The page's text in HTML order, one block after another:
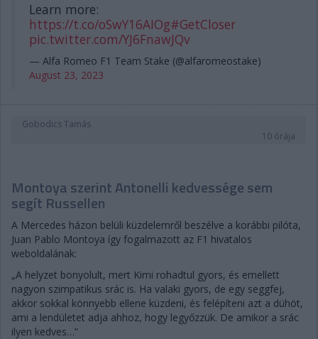
Learn more:
https://t.co/oSwY16AIOg#GetCloser
pic.twitter.com/YJ6FnawJQv
— Alfa Romeo F1 Team Stake (@alfaromeostake)
August 23, 2023
Gobodics Tamás
10 órája
Montoya szerint Antonelli kedvessége sem
segít Russellen
A Mercedes házon belüli küzdelemről beszélve a korábbi pilóta,
Juan Pablo Montoya így fogalmazott az F1 hivatalos
weboldalának:
„A helyzet bonyolult, mert Kimi rohadtul gyors, és emellett
nagyon szimpatikus srác is. Ha valaki gyors, de egy seggfej,
akkor sokkal könnyebb ellene küzdeni, és felépíteni azt a dühöt,
ami a lendületet adja ahhoz, hogy legyőzzük. De amikor a srác
ilyen kedves…”